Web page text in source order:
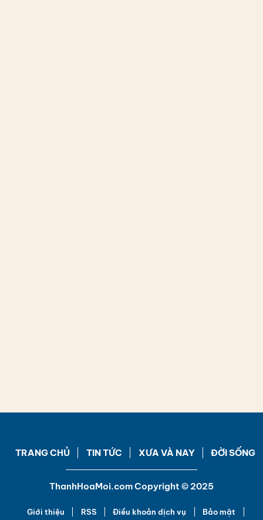
TRANG CHỦ TIN TỨC XƯA VÀ NAY ĐỜI SỐNG
ThanhHoaMoi.com Copyright © 2025
Giới thiệu RSS Điều khoản dịch vụ Bảo mật